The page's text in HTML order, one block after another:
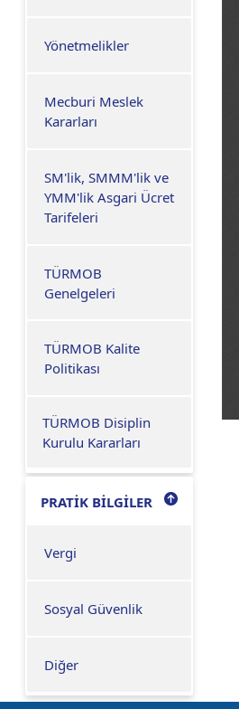
Yönetmelikler
Mecburi Meslek
Kararları
SM'lik, SMMM'lik ve
YMM'lik Asgari Ücret
Tarifeleri
TÜRMOB
Genelgeleri
TÜRMOB Kalite
Politikası
TÜRMOB Disiplin
Kurulu Kararları
PRATİK BİLGİLER
Vergi
Sosyal Güvenlik
Diğer